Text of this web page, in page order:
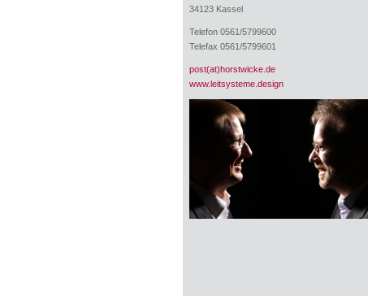
34123 Kassel
Telefon 0561/5799600
Telefax 0561/5799601
post(at)horstwicke.de
www.leitsysteme.design